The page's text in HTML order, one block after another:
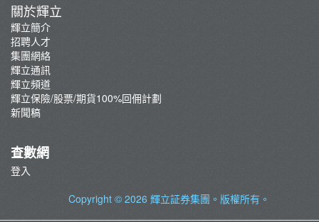
關於輝立
輝立簡介
招聘人才
集團網絡
輝立通訊
輝立頻道
輝立保險/股票/期貨100%回佣計劃
新聞稿
查數網
登入
Copyright © 2026 輝立証券集團 。版權所有。